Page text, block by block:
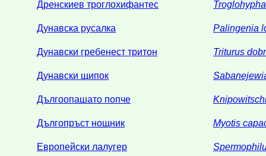
Дренскиев троглохифантес
Дунавска русалка Palingenia
Дунавски гребенест тритон Triturus
Дунавски щипок
Дългоопашато попче
Дългопръст нощник Myotis
Европейски лалугер